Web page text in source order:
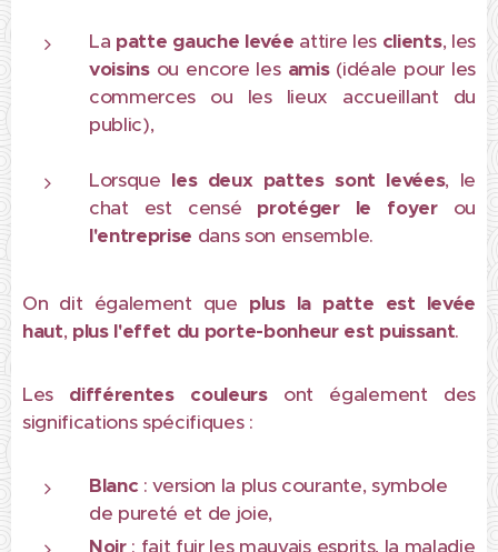
La patte gauche levée attire les clients, les
voisinsou encore les amis(idéale pour les
commerces ou les lieux accueillant du
public),
Lorsque les deux pattes sont levées, le
chat est censé protéger le foyerou
l'entreprise dans son ensemble.
On dit également que plus la patte est levée
haut, plus l'effet du porte-bonheur est puissant.
Les différentes couleursont également des
significations spécifiques :
Blanc : version la plus courante, symbole
de pureté et de joie,
Noir: fait fuir les mauvais esprits, la maladie